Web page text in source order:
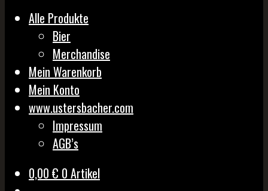
Alle Produkte
Bier
Merchandise
Mein Warenkorb
Mein Konto
www.ustersbacher.com
Impressum
AGB’s
0,00 € 0 Artikel